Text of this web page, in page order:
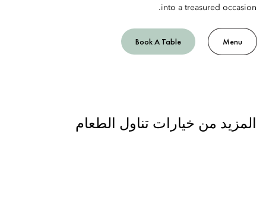
into a treasured occasion.
Menu
Book A Table
المزيد من خيارات تناول الطعام